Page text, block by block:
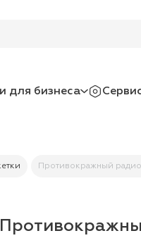
для бизнеса
Противокражный